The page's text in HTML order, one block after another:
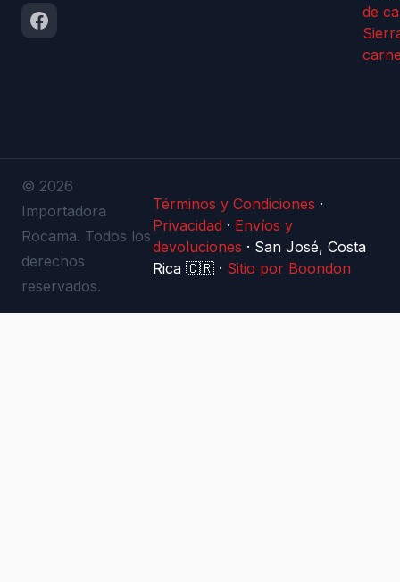
de
© 2026
Importadora
Rocama. Todos los
derechos
reservados.
Términos y Condiciones ·
Privacidad · Envíos y
devoluciones · San José, Costa
Rica 🇨🇷 · Sitio por Boondon